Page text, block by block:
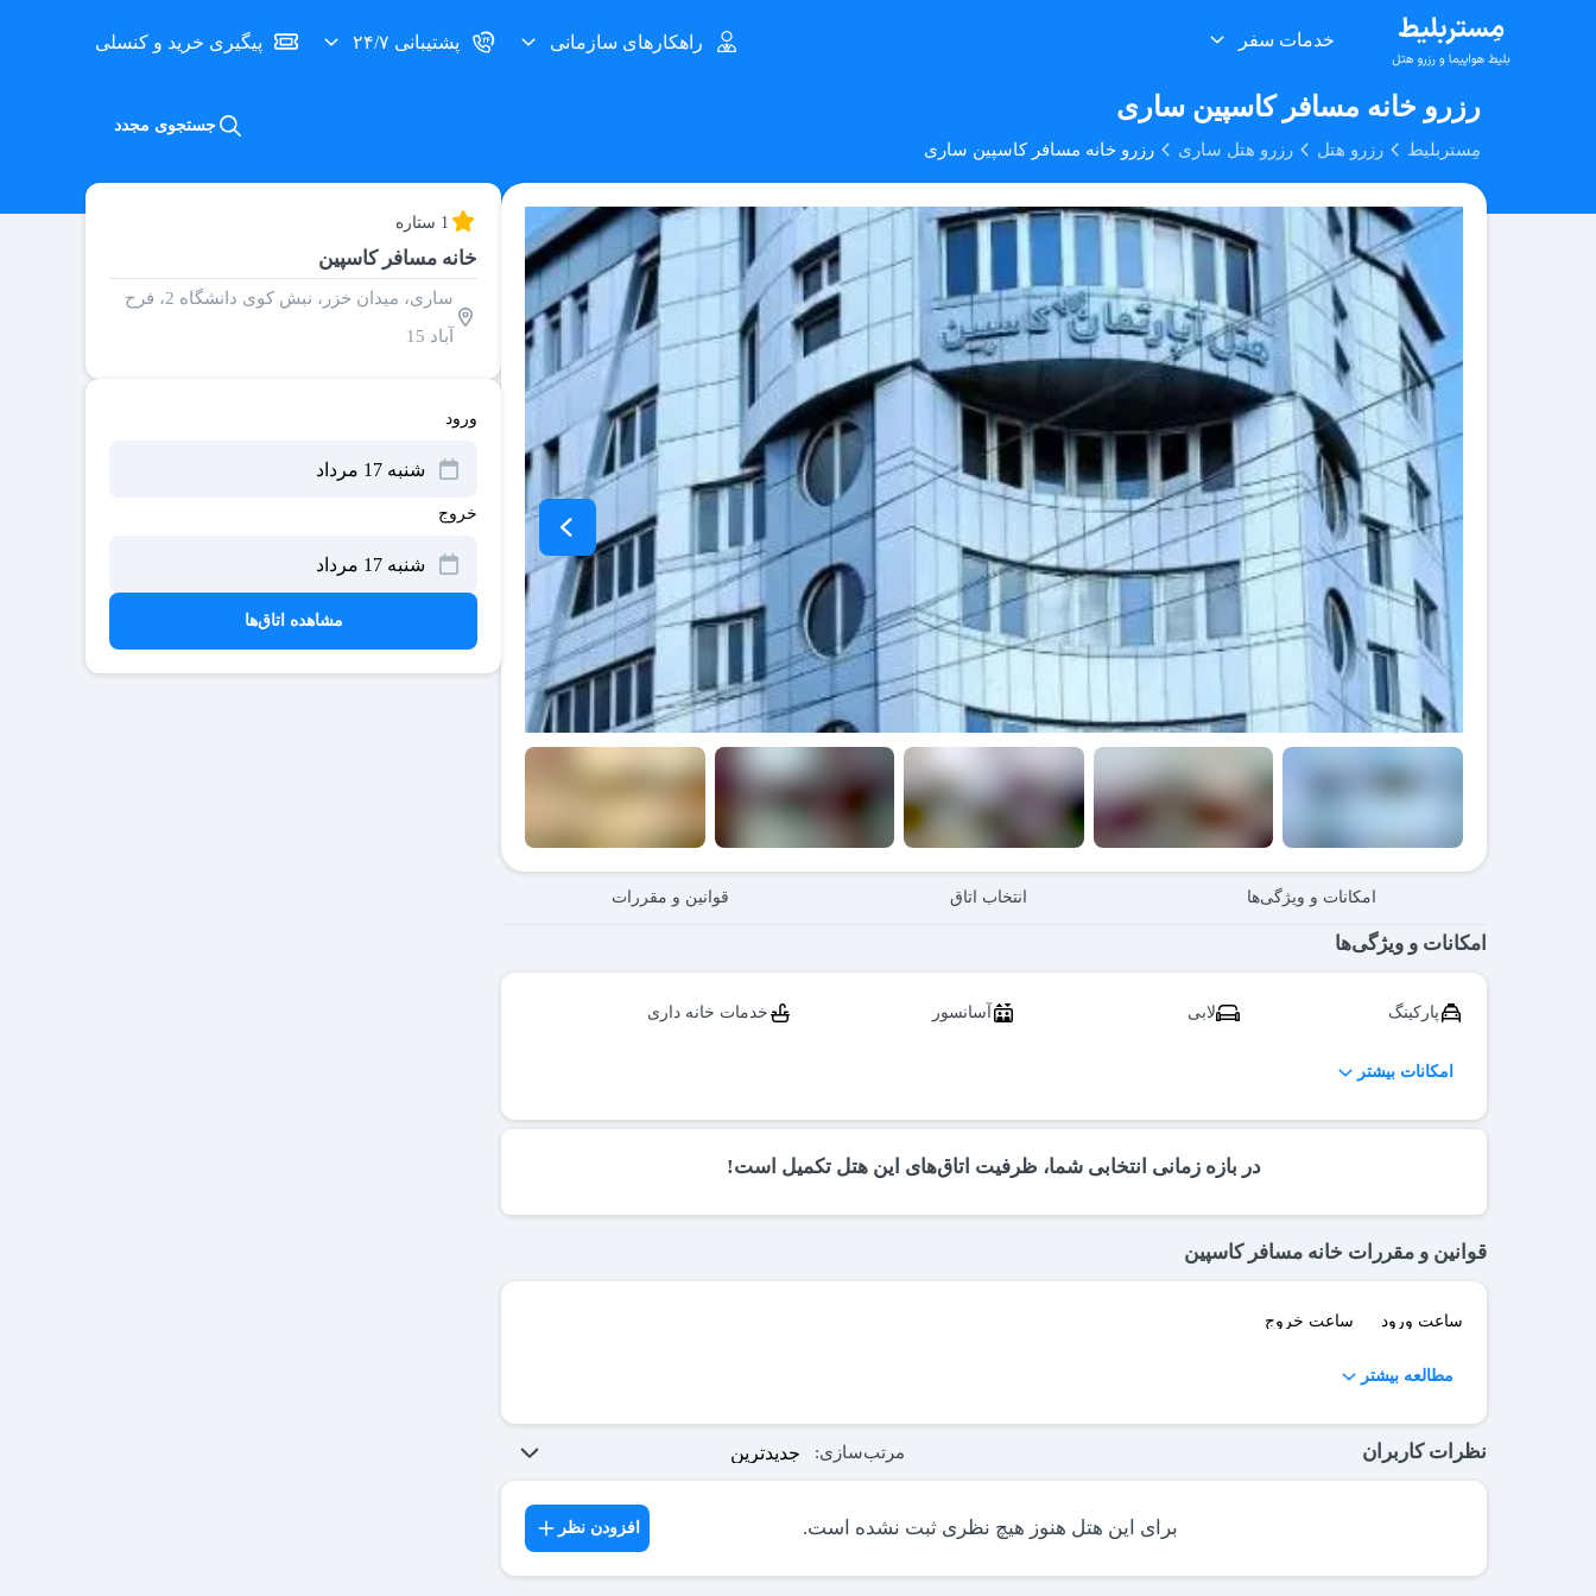
خدمات سفر راهکارهای سازمانی پشتیبانی ۲۴/۷ پیگیری خرید و کنسلی
رزرو خانه مسافر کاسپین ساری
مِستربلیط رزرو هتل رزرو هتل ساری رزرو خانه مسافر کاسپین ساری
جستجوی مجدد
1 ستاره
خانه مسافر کاسپین
ساری، میدان خزر، نبش کوی دانشگاه 2، فرح
آباد 15
ورود
خروج
مشاهده اتاق‌ها
امکانات و ویژگی‌ها انتخاب اتاق قوانین و مقررات
امکانات و ویژگی‌ها
پارکینگ لابی آسانسور
خدمات خانه داری
اتاق چمدان
امکانات بیشتر
در بازه زمانی انتخابی شما، ظرفیت اتاق‌های این هتل تکمیل است!
قوانین و مقررات خانه مسافر کاسپین
ساعت ورود ساعت خروج
مطالعه بیشتر
نظرات کاربران مرتب‌سازی:
برای این هتل هنوز هیچ نظری ثبت نشده است. افزودن نظر